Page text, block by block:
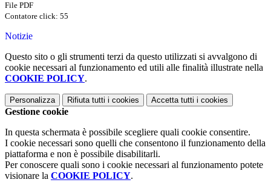
File PDF
Contatore click: 55
Notizie
Questo sito o gli strumenti terzi da questo utilizzati si avvalgono di
cookie necessari al funzionamento ed utili alle finalità illustrate nella
COOKIE POLICY.
Personalizza Rifiuta tutti i cookies Accetta tutti i cookies
Gestione cookie
In questa schermata è possibile scegliere quali cookie consentire.
I cookie necessari sono quelli che consentono il funzionamento della
piattaforma e non è possibile disabilitarli.
Per conoscere quali sono i cookie necessari al funzionamento potete
visionare la COOKIE POLICY.